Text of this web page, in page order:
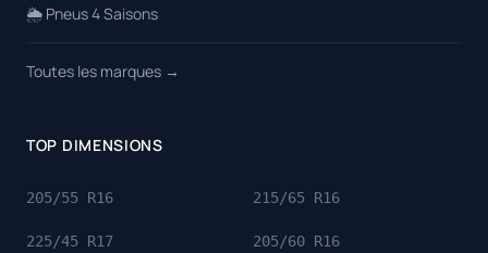
🌦️ Pneus 4 Saisons
Toutes les marques →
TOP DIMENSIONS
205/55 R16 215/65 R16
225/45 R17 205/60 R16